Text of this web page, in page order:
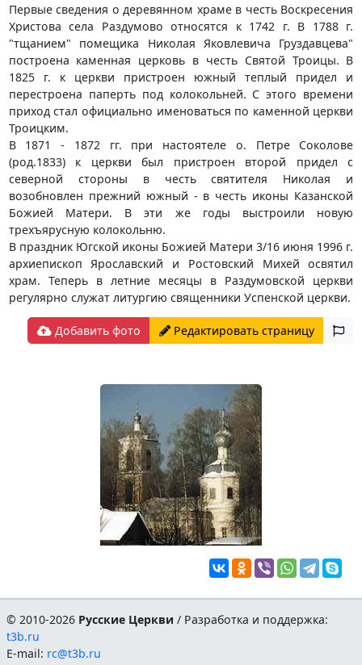
Первые сведения о деревянном храме в честь Воскресения
Христова села Раздумово относятся к 1742 г. В 1788 г.
"тщанием" помещика Николая Яковлевича Груздавцева"
построена каменная церковь в честь Святой Троицы. В
1825 г. к церкви пристроен южный теплый придел и
перестроена паперть под колокольней. С этого времени
приход стал официально именоваться по каменной церкви
Троицким.
В 1871 - 1872 гг. при настоятеле о. Петре Соколове
(род.1833) к церкви был пристроен второй придел с
северной стороны в честь святителя Николая и
возобновлен прежний южный - в честь иконы Казанской
Божией Матери. В эти же годы выстроили новую
трехъярусную колокольню.
В праздник Югской иконы Божией Матери 3/16 июня 1996 г.
архиепископ Ярославский и Ростовский Михей освятил
храм. Теперь в летние месяцы в Раздумовской церкви
регулярно служат литургию священники Успенской церкви.
Добавить фото Редактировать страницу
© 2010-2026 Русские Церкви / Разработка и поддержка:
t3b.ru
E-mail: rc@t3b.ru